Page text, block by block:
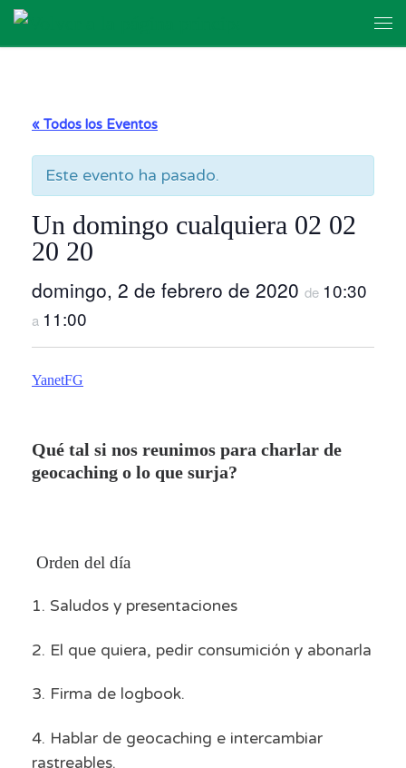
Skip to content
« Todos los Eventos
Este evento ha pasado.
Un domingo cualquiera 02 02
20 20
domingo, 2 de febrero de 2020 de 10:30
a 11:00
YanetFG
Qué tal si nos reunimos para charlar de
geocaching o lo que surja?
Orden del día
1. Saludos y presentaciones
2. El que quiera, pedir consumición y abonarla
3. Firma de logbook.
4. Hablar de geocaching e intercambiar
rastreables.